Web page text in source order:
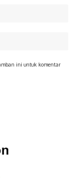
ini untuk komentar